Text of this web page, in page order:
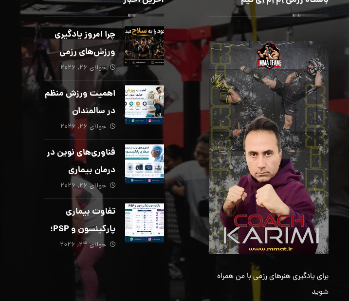
برای یادگیری هنرهای رزمی با من همراه
شوید
چرا امروز یادگیری
ورزش‌های رزمی
بیش از هر زمان
دیگری ضروری
است؟
جولای ۲۶, ۲۰۲۶
اهمیت ورزش منظم
در سالمندان
جولای ۲۶, ۲۰۲۶
فناوری‌های نوین در
درمان بیماری
پارکینسون؛ از هوش
مصنوعی تا تحریک
عمقی مغز
جولای ۲۶, ۲۰۲۶
تفاوت بیماری
پارکینسون و PSP؛
از تشخیص تا
توانبخشی تخصصی
در منزل_بخش پنجم
جولای ۲۴, ۲۰۲۶